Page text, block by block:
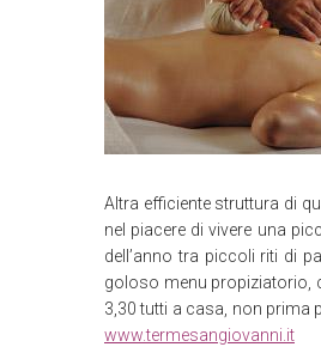
Altra efficiente struttura di
nel piacere di vivere una
dell’anno tra piccoli riti di
goloso menu propiziatorio,
3,30 tutti a casa, non
www.termesangiovanni.it